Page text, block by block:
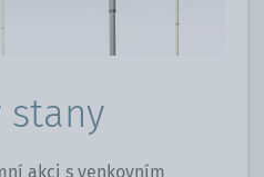
stany
akci s venkovním